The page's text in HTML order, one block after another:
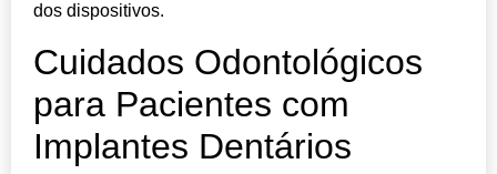
dos dispositivos.
Cuidados Odontológicos
para Pacientes com
Implantes Dentários